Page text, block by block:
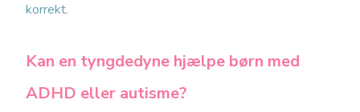
korrekt.
Kan en tyngdedyne hjælpe børn med
ADHD eller autisme?